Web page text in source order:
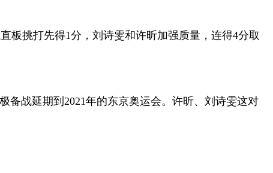
板挑打先得1分，刘诗雯和许昕加强质量，连得4分取
备战延期到2021年的东京奥运会。许昕、刘诗雯这对